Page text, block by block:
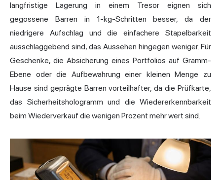
langfristige Lagerung in einem Tresor eignen sich
gegossene Barren in 1-kg-Schritten besser, da der
niedrigere Aufschlag und die einfachere Stapelbarkeit
ausschlaggebend sind, das Aussehen hingegen weniger. Für
Geschenke, die Absicherung eines Portfolios auf Gramm-
Ebene oder die Aufbewahrung einer kleinen Menge zu
Hause sind geprägte Barren vorteilhafter, da die Prüfkarte,
das Sicherheitshologramm und die Wiedererkennbarkeit
beim Wiederverkauf die wenigen Prozent mehr wert sind.